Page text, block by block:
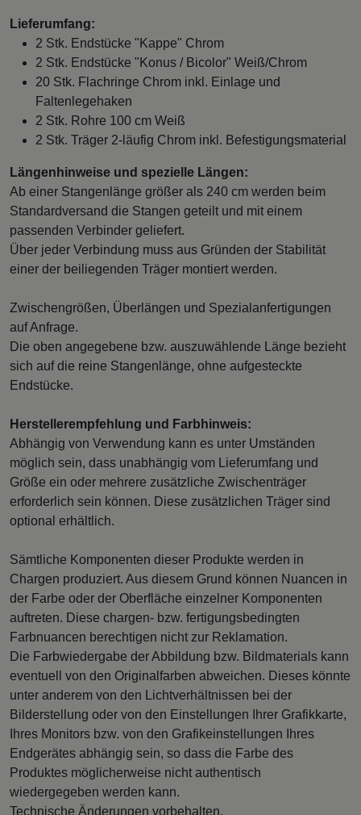
Lieferumfang:
2 Stk. Endstücke "Kappe" Chrom
2 Stk. Endstücke "Konus / Bicolor" Weiß/Chrom
20 Stk. Flachringe Chrom inkl. Einlage und
Faltenlegehaken
2 Stk. Rohre 100 cm Weiß
2 Stk. Träger 2-läufig Chrom inkl. Befestigungsmaterial
Längenhinweise und spezielle Längen:
Ab einer Stangenlänge größer als 240 cm werden beim
Standardversand die Stangen geteilt und mit einem
passenden Verbinder geliefert.
Über jeder Verbindung muss aus Gründen der Stabilität
einer der beiliegenden Träger montiert werden.
Zwischengrößen, Überlängen und Spezialanfertigungen
auf Anfrage.
Die oben angegebene bzw. auszuwählende Länge bezieht
sich auf die reine Stangenlänge, ohne aufgesteckte
Endstücke.
Herstellerempfehlung und Farbhinweis:
Abhängig von Verwendung kann es unter Umständen
möglich sein, dass unabhängig vom Lieferumfang und
Größe ein oder mehrere zusätzliche Zwischenträger
erforderlich sein können. Diese zusätzlichen Träger sind
optional erhältlich.
Sämtliche Komponenten dieser Produkte werden in
Chargen produziert. Aus diesem Grund können Nuancen in
der Farbe oder der Oberfläche einzelner Komponenten
auftreten. Diese chargen- bzw. fertigungsbedingten
Farbnuancen berechtigen nicht zur Reklamation.
Die Farbwiedergabe der Abbildung bzw. Bildmaterials kann
eventuell von den Originalfarben abweichen. Dieses könnte
unter anderem von den Lichtverhältnissen bei der
Bilderstellung oder von den Einstellungen Ihrer Grafikkarte,
Ihres Monitors bzw. von den Grafikeinstellungen Ihres
Endgerätes abhängig sein, so dass die Farbe des
Produktes möglicherweise nicht authentisch
wiedergegeben werden kann.
Technische Änderungen vorbehalten.